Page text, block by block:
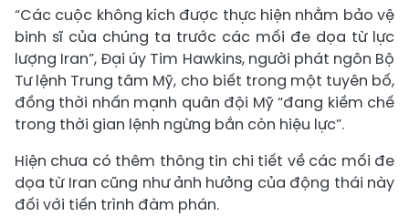
“Các cuộc không kích được thực hiện nhằm bảo vệ
binh sĩ của chúng ta trước các mối đe dọa từ lực
lượng Iran”, Đại úy Tim Hawkins, người phát ngôn Bộ
Tư lệnh Trung tâm Mỹ, cho biết trong một tuyên bố,
đồng thời nhấn mạnh quân đội Mỹ “đang kiềm chế
trong thời gian lệnh ngừng bắn còn hiệu lực”.
Hiện chưa có thêm thông tin chi tiết về các mối đe
dọa từ Iran cũng như ảnh hưởng của động thái này
đối với tiến trình đàm phán.